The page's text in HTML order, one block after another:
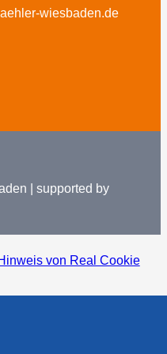
wiesbaden.de
| supported by
von Real Cookie